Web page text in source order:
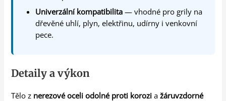
Univerzální kompatibilita — vhodné pro grily na
dřevěné uhlí, plyn, elektřinu, udírny i venkovní
pece.
Detaily a výkon
Tělo z nerezové oceli odolné proti korozi ažáruvzdorné